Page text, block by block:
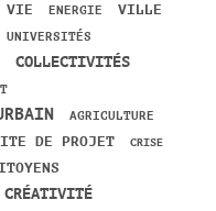
VIE ENERGIE VILLE
UNIVERSITÉS
COLLECTIVITÉS
AGRICULTURE
DE PROJET CRISE
CRÉATIVITÉ